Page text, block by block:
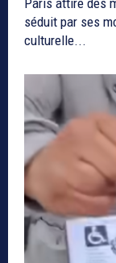
séduit par ses
culturelle...